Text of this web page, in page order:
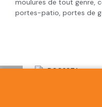
portes-patio, portes de